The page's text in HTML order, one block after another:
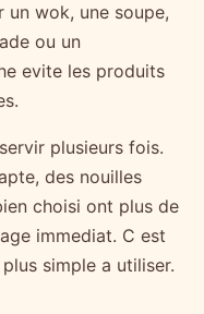
wok, une soupe,
ou un
evite les produits
plusieurs fois.
des nouilles
choisi ont plus de
immediat. C est
simple a utiliser.